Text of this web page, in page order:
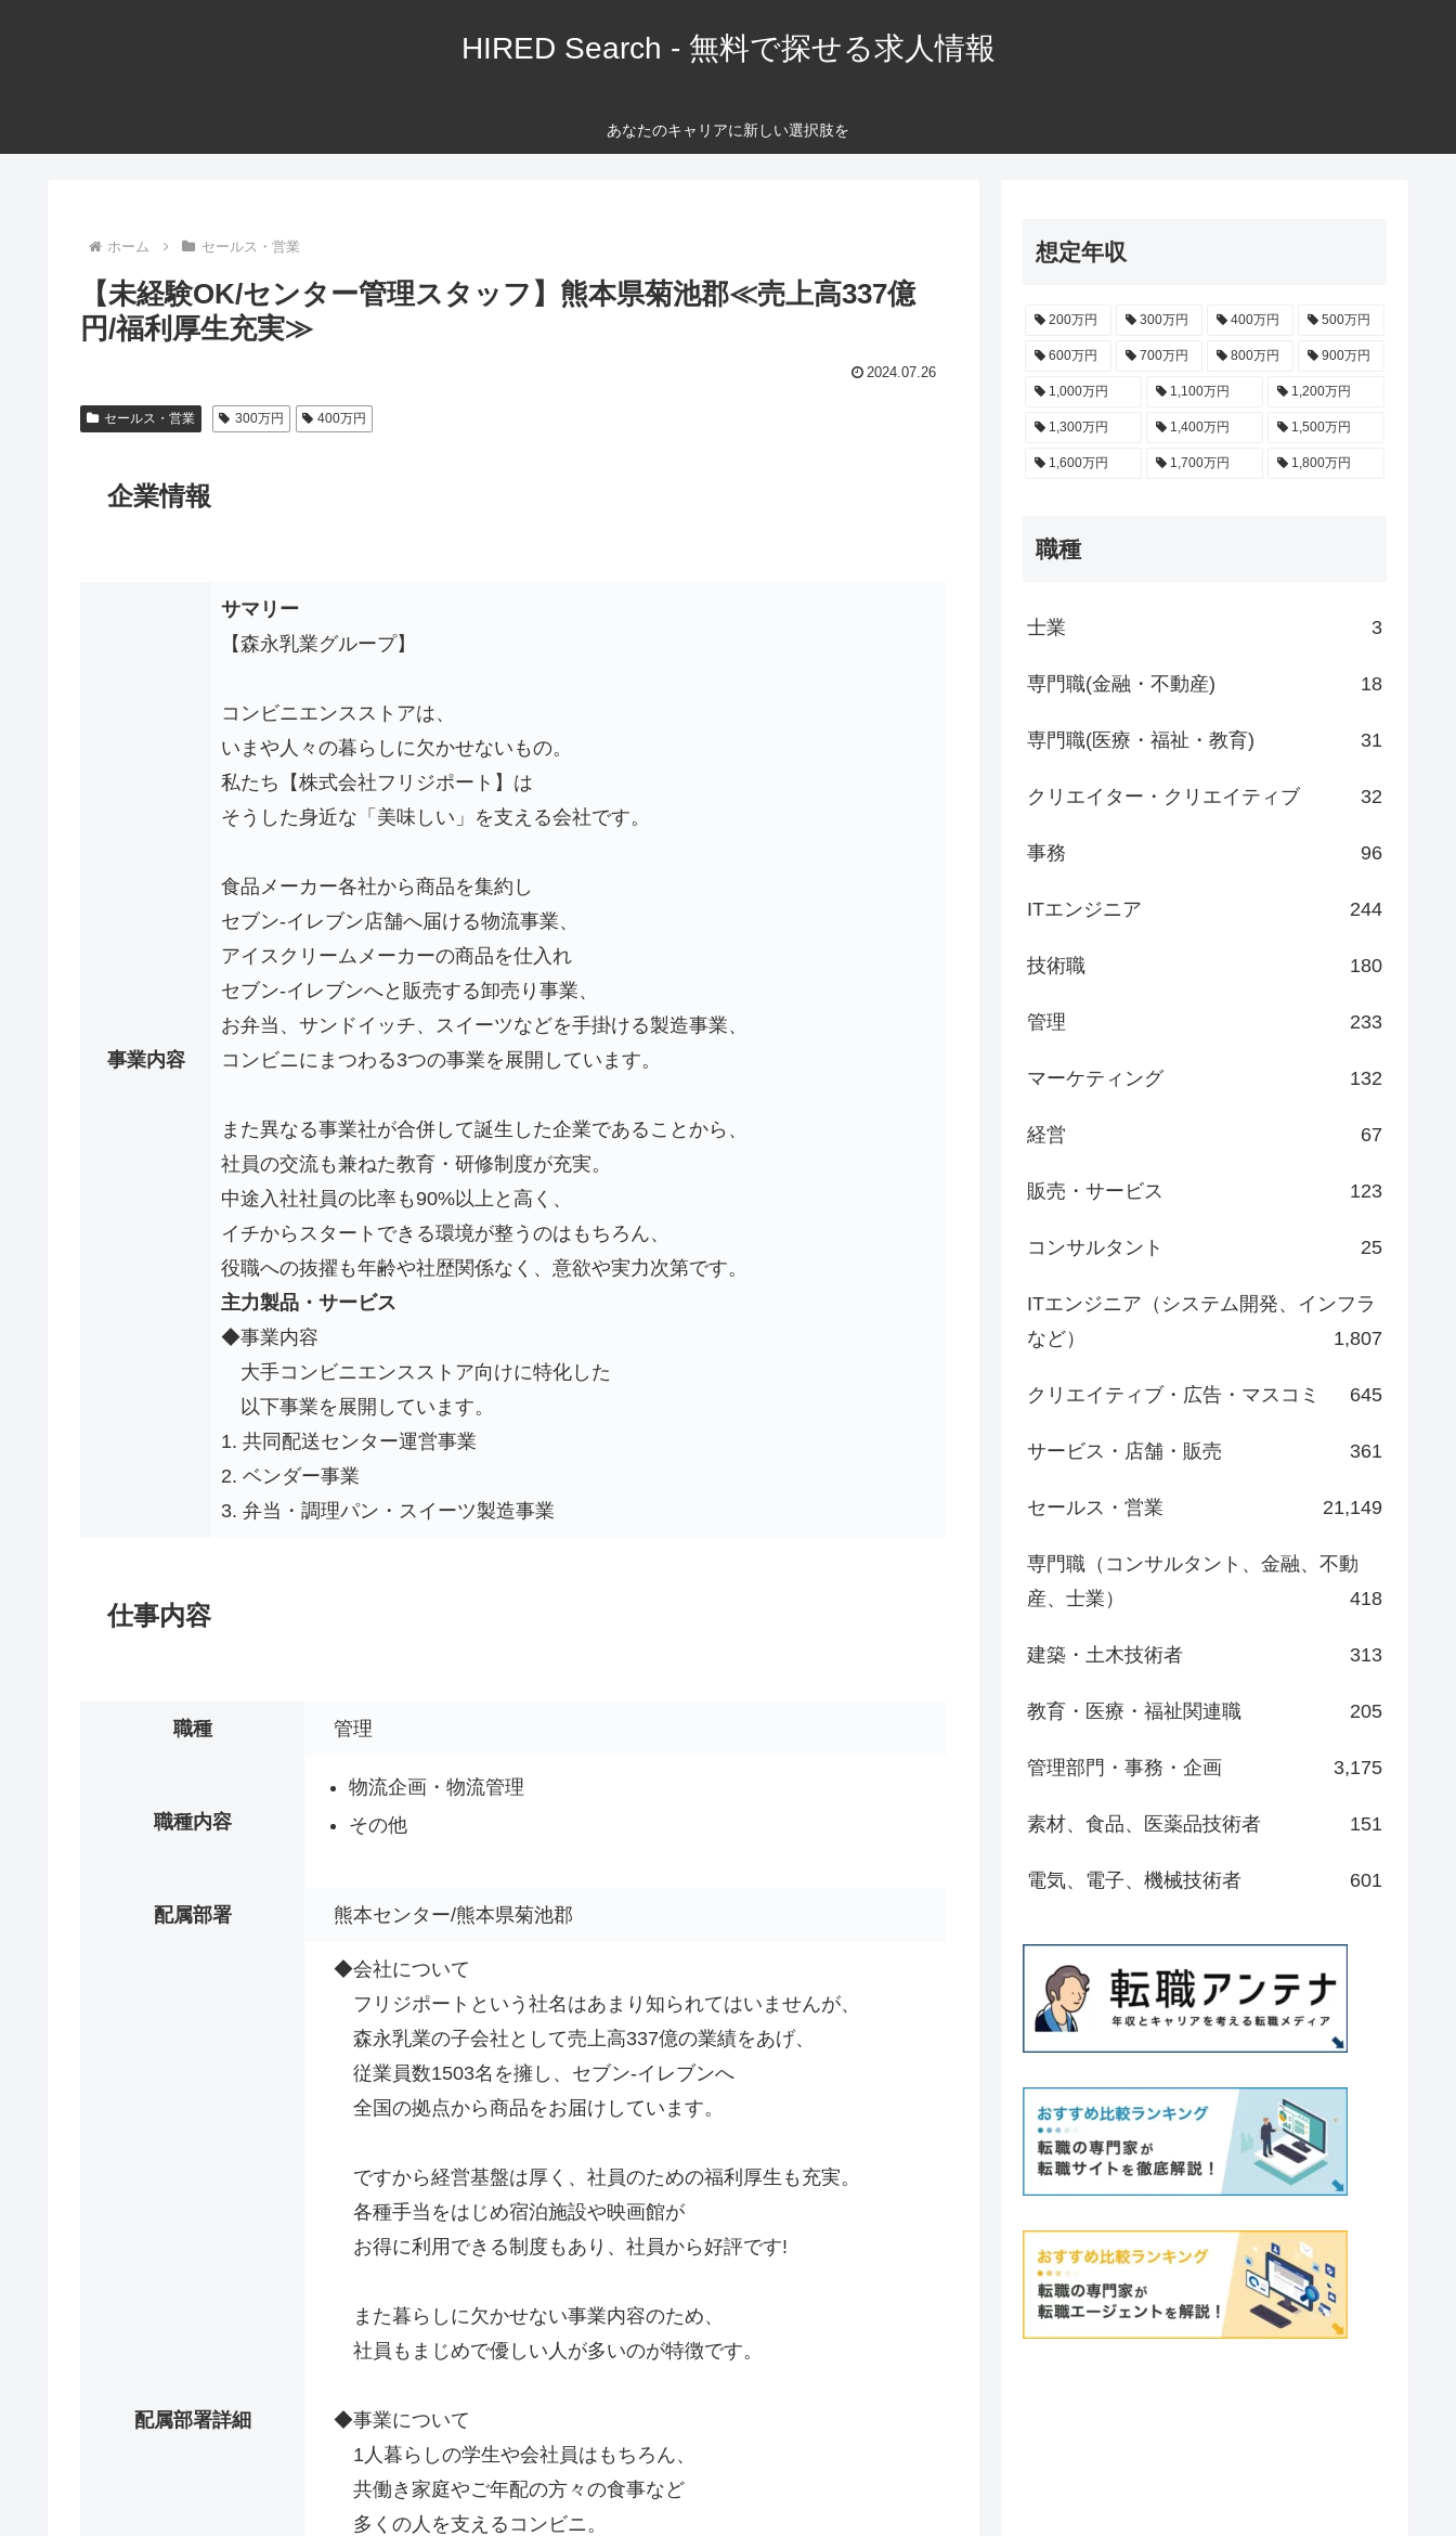
HIRED Search - 無料で探せる求人情報
あなたのキャリアに新しい選択肢を
ホーム セールス・営業
【未経験OK/センター管理スタッフ】熊本県菊池郡≪売上高337億
円/福利厚生充実≫
2024.07.26
セールス・営業 300万円 400万円
企業情報
事業内容
サマリー
【森永乳業グループ】
コンビニエンスストアは、
いまや人々の暮らしに欠かせないもの。
私たち【株式会社フリジポート】は
そうした身近な「美味しい」を支える会社です。
食品メーカー各社から商品を集約し
セブン-イレブン店舗へ届ける物流事業、
アイスクリームメーカーの商品を仕入れ
セブン-イレブンへと販売する卸売り事業、
お弁当、サンドイッチ、スイーツなどを手掛ける製造事業、
コンビニにまつわる3つの事業を展開しています。
また異なる事業社が合併して誕生した企業であることから、
社員の交流も兼ねた教育・研修制度が充実。
中途入社社員の比率も90%以上と高く、
イチからスタートできる環境が整うのはもちろん、
役職への抜擢も年齢や社歴関係なく、意欲や実力次第です。
主力製品・サービス
◆事業内容
大手コンビニエンスストア向けに特化した
以下事業を展開しています。
1. 共同配送センター運営事業
2. ベンダー事業
3. 弁当・調理パン・スイーツ製造事業
仕事内容
職種 管理
職種内容
物流企画・物流管理
その他
配属部署 熊本センター/熊本県菊池郡
配属部署詳細
◆会社について
フリジポートという社名はあまり知られてはいませんが、
森永乳業の子会社として売上高337億の業績をあげ、
従業員数1503名を擁し、セブン-イレブンへ
全国の拠点から商品をお届けしています。
ですから経営基盤は厚く、社員のための福利厚生も充実。
各種手当をはじめ宿泊施設や映画館が
お得に利用できる制度もあり、社員から好評です!
また暮らしに欠かせない事業内容のため、
社員もまじめで優しい人が多いのが特徴です。
◆事業について
1人暮らしの学生や会社員はもちろん、
共働き家庭やご年配の方々の食事など
多くの人を支えるコンビニ。
想定年収
200万円 300万円 400万円 500万円
600万円 700万円 800万円 900万円
1,000万円 1,100万円 1,200万円
1,300万円 1,400万円 1,500万円
1,600万円 1,700万円 1,800万円
職種
士業 3
専門職(金融・不動産) 18
専門職(医療・福祉・教育) 31
クリエイター・クリエイティブ 32
事務 96
ITエンジニア 244
技術職 180
管理 233
マーケティング 132
経営 67
販売・サービス 123
コンサルタント 25
ITエンジニア（システム開発、インフラ
など）
1,807
クリエイティブ・広告・マスコミ 645
サービス・店舗・販売 361
セールス・営業 21,149
専門職（コンサルタント、金融、不動
産、士業）
418
建築・土木技術者 313
教育・医療・福祉関連職 205
管理部門・事務・企画 3,175
素材、食品、医薬品技術者 151
電気、電子、機械技術者 601